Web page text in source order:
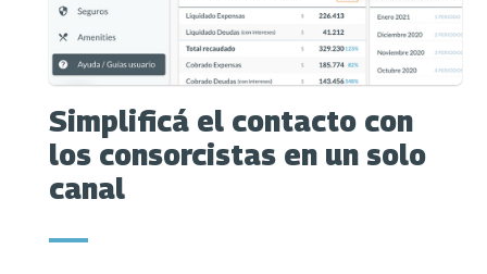
Simplificá el contacto con
los consorcistas en un solo
canal